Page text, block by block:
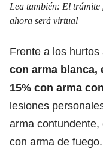
Lea también: El trámite
ahora será virtual
Frente a los hurtos
con arma blanca,
15% con arma
lesiones
arma
con arma de fuego.